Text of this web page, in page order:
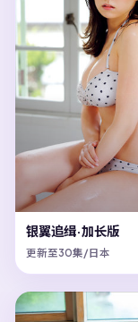
银翼追缉·加长版
更新至30集/日本